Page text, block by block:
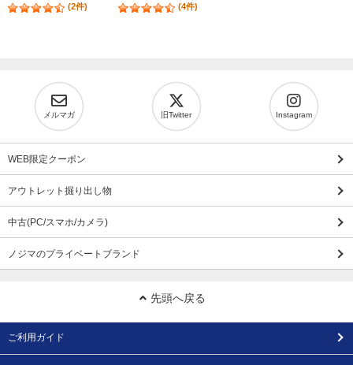
(2件) (4件)
メルマガ 旧Twitter Instagram
WEB限定クーポン
アウトレット掘り出し物
中古(PC/スマホ/カメラ)
ノジマのプライベートブランド
先頭へ戻る
ご利用ガイド